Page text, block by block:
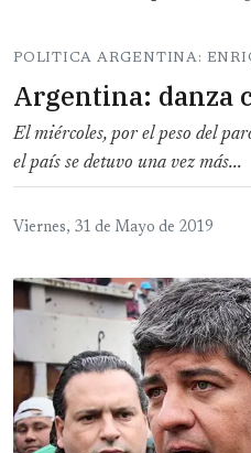
POLITICA ARGENTINA:
Argentina: danza
El miércoles, por el peso del
el país se detuvo una vez más...
Viernes, 31 de Mayo de 2019